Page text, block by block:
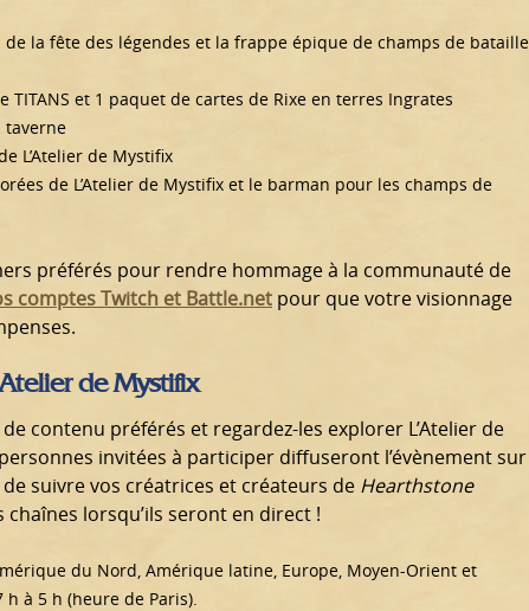
la fête des légendes et la frappe épique de champs de bataille
et 1 paquet de cartes de Rixe en terres Ingrates
taverne
L’Atelier de Mystifix
de L’Atelier de Mystifix et le barman pour les champs de
préférés pour rendre hommage à la communauté de
comptes Twitch et Battle.net pour que votre visionnage
de Mystifix
contenu préférés et regardez-les explorer L’Atelier de
invitées à participer diffuseront l’évènement sur
suivre vos créatrices et créateurs de Hearthstone
lorsqu’ils seront en direct !
du Nord, Amérique latine, Europe, Moyen-Orient et
à 5 h (heure de Paris).